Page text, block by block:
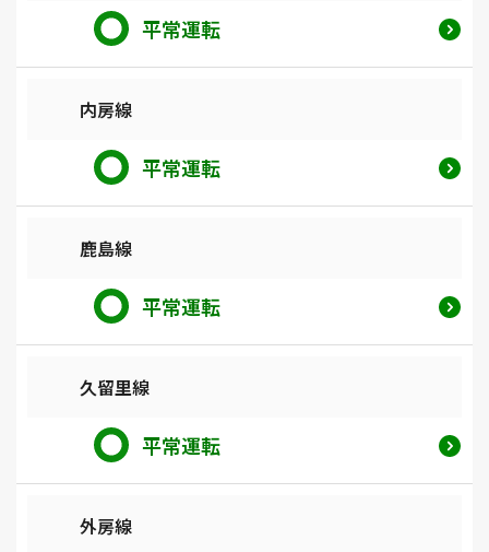
平常運転
内房線
平常運転
鹿島線
平常運転
久留里線
平常運転
外房線